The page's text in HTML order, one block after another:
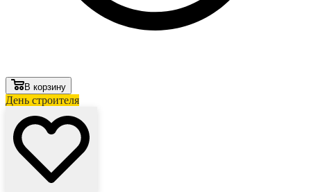
В корзину
День строителя